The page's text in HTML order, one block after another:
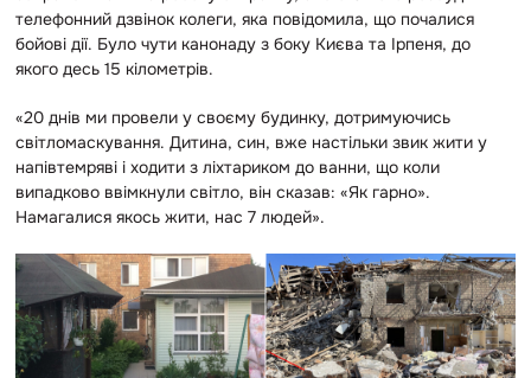
телефонний дзвінок колеги, яка повідомила, що почалися
бойові дії. Було чути канонаду з боку Києва та Ірпеня, до
якого десь 15 кілометрів.
«20 днів ми провели у своєму будинку, дотримуючись
світломаскування. Дитина, син, вже настільки звик жити у
напівтемряві і ходити з ліхтариком до ванни, що коли
випадково ввімкнули світло, він сказав: «Як гарно».
Намагалися якось жити, нас 7 людей».